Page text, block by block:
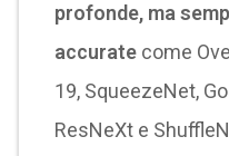
profonde, ma
accuratecome
19, SqueezeNet,
ResNeXt e